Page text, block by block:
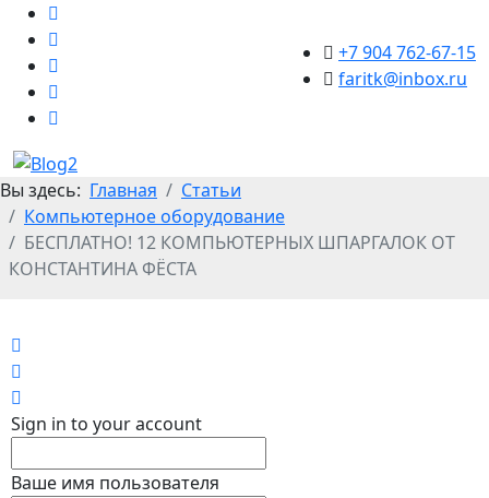
+7 904 762-67-15
faritk@inbox.ru
Вы здесь: Главная
Статьи
Компьютерное оборудование
БЕСПЛАТНО! 12 КОМПЬЮТЕРНЫХ ШПАРГАЛОК ОТ
КОНСТАНТИНА ФЁСТА
Sign in to your account
Ваше имя пользователя